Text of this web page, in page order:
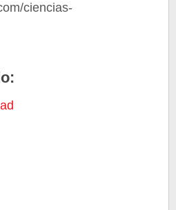
ciencias-